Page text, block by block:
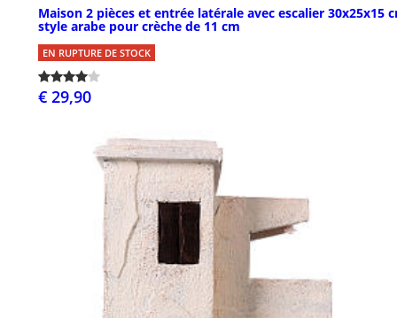
Maison 2 pièces et entrée latérale avec escalier 30x25x15
style arabe pour crèche de 11 cm
EN RUPTURE DE STOCK
€ 29,90